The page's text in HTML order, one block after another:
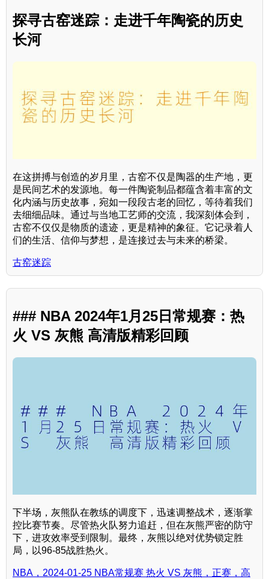
探寻古窑迷踪：走进千年陶瓷的历史
长河
在这拼搏与创造的岁月里，古窑不仅是陶器的生产地，更
是民间艺术的发源地。每一件陶瓷制品都蕴含着丰富的文
化内涵与历史故事，宛如一段段古老的回忆，等待着我们
去细细品味。通过与当地工艺师的交流，我深刻体会到，
古窑不仅仅是物质的遗迹，更是精神的象征。它记录着人
们的生活、信仰与梦想，是连接过去与未来的桥梁。
古窑迷踪
### NBA 2024年1月25日常规赛：热
火 VS 灰熊 高清版精彩回顾
下半场，灰熊队在教练的调度下，迅速调整战术，逐渐掌
控比赛节奏。尽管热火队努力追赶，但在灰熊严密的防守
下，进攻效率受到限制。最终，灰熊以绝对优势锁定胜
局，以96-85战胜热火。
NBA，2024-01-25 NBA常规赛 热火 VS 灰熊，正赛，高